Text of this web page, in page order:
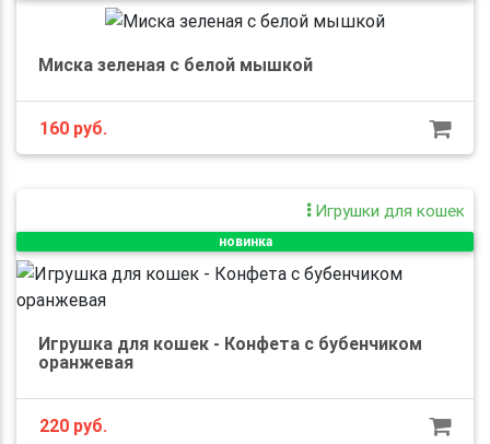
Миска зеленая с белой мышкой
160 руб.
Игрушки для кошек
новинка
Игрушка для кошек - Конфета с бубенчиком
оранжевая
220 руб.